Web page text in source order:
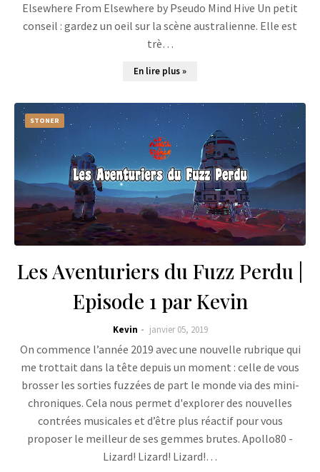
Elsewhere From Elsewhere by Pseudo Mind Hive Un petit
conseil : gardez un oeil sur la scène australienne. Elle est
trè…
En lire plus »
STONER
Les Aventuriers du Fuzz Perdu |
Episode 1 par Kevin
Kevin janvier 05, 2019
On commence l’année 2019 avec une nouvelle rubrique qui
me trottait dans la tête depuis un moment : celle de vous
brosser les sorties fuzzées de part le monde via des mini-
chroniques. Cela nous permet d'explorer des nouvelles
contrées musicales et d’être plus réactif pour vous
proposer le meilleur de ses gemmes brutes. Apollo80 -
Lizard! Lizard! Lizard!…